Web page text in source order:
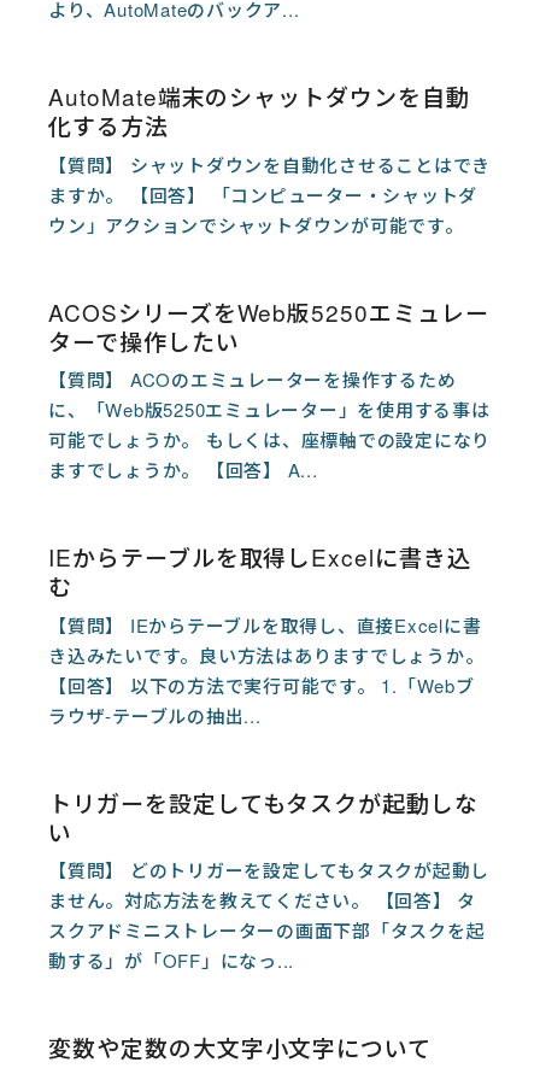
より、AutoMateのバックア...
AutoMate端末のシャットダウンを自動
化する方法
【質問】 シャットダウンを自動化させることはでき
ますか。 【回答】 「コンピューター・シャットダ
ウン」アクションでシャットダウンが可能です。
ACOSシリーズをWeb版5250エミュレー
ターで操作したい
【質問】 ACOのエミュレーターを操作するため
に、「Web版5250エミュレーター」を使用する事は
可能でしょうか。 もしくは、座標軸での設定になり
ますでしょうか。 【回答】 A...
IEからテーブルを取得しExcelに書き込
む
【質問】 IEからテーブルを取得し、直接Excelに書
き込みたいです。良い方法はありますでしょうか。
【回答】 以下の方法で実行可能です。 1.「Webブ
ラウザ-テーブルの抽出...
トリガーを設定してもタスクが起動しな
い
【質問】 どのトリガーを設定してもタスクが起動し
ません。対応方法を教えてください。 【回答】 タ
スクアドミニストレーターの画面下部「タスクを起
動する」が「OFF」になっ...
変数や定数の大文字小文字について